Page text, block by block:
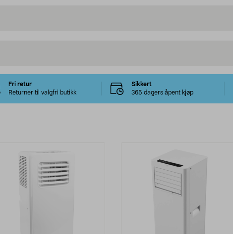
Fri retur
Returner til valgfri butikk
Sikkert
365 dagers åpent kjøp